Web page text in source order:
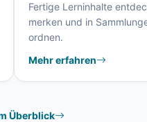
Fertige Lerninhalte
merken und in
ordnen.
Mehr erfahren
Überblick